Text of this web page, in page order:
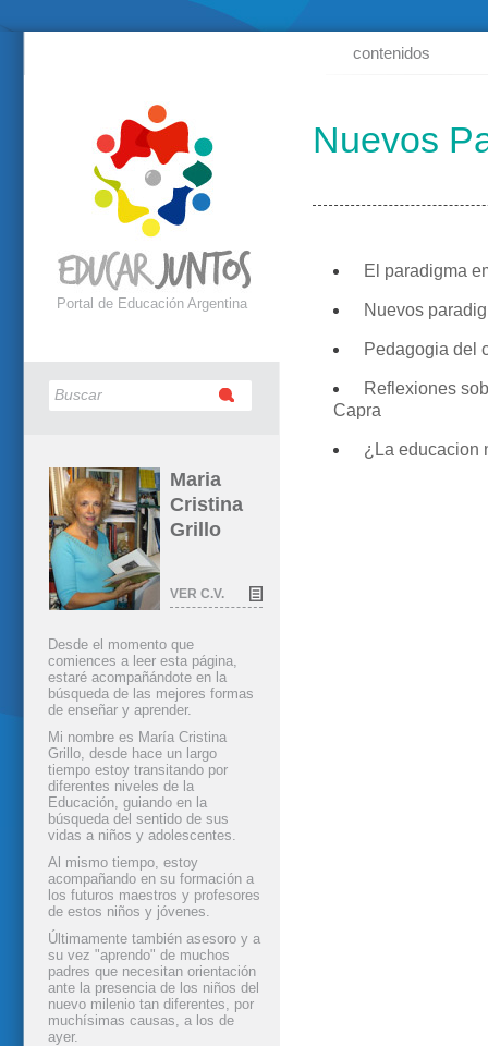
contenidos
Nuevos
El paradigma
Nuevos
Pedagogia del
Reflexiones
Capra
¿La educacion
Portal de Educación Argentina
Maria
Cristina
Grillo
VER C.V.
Desde el momento que
comiences a leer esta página,
estaré acompañándote en la
búsqueda de las mejores formas
de enseñar y aprender.
Mi nombre es María Cristina
Grillo, desde hace un largo
tiempo estoy transitando por
diferentes niveles de la
Educación, guiando en la
búsqueda del sentido de sus
vidas a niños y adolescentes.
Al mismo tiempo, estoy
acompañando en su formación a
los futuros maestros y profesores
de estos niños y jóvenes.
Últimamente también asesoro y a
su vez "aprendo" de muchos
padres que necesitan orientación
ante la presencia de los niños del
nuevo milenio tan diferentes, por
muchísimas causas, a los de
ayer.